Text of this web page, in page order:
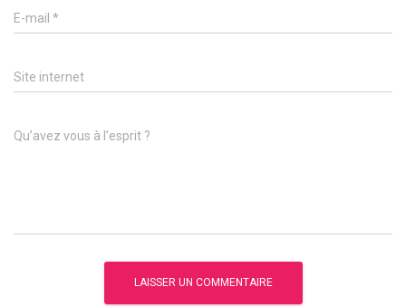
E-mail *
Site internet
Qu’avez vous à l’esprit ?